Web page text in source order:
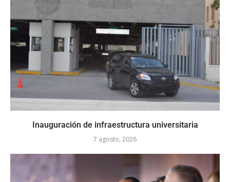
Inauguración de infraestructura universitaria
7 agosto, 2026